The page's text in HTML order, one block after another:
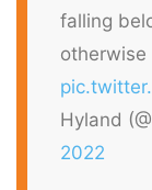
falling
Hyland
2022